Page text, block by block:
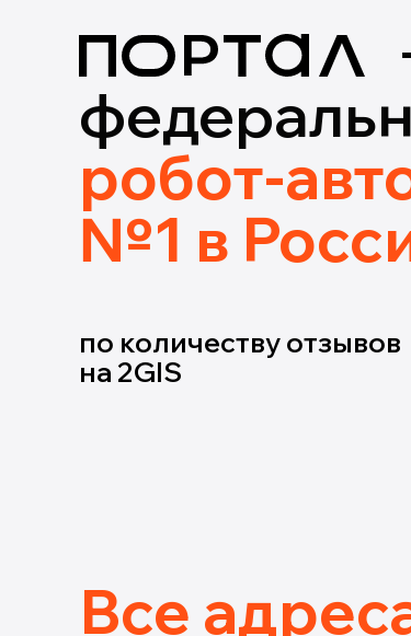
робот-
№1 в
по количеству отзывов
на 2GIS
Все